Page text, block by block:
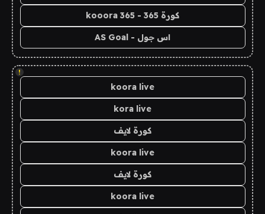
كورة 365 - kooora 365
اس جول - AS Goal
!
koora live
kora live
كورة لايف
koora live
كورة لايف
koora live